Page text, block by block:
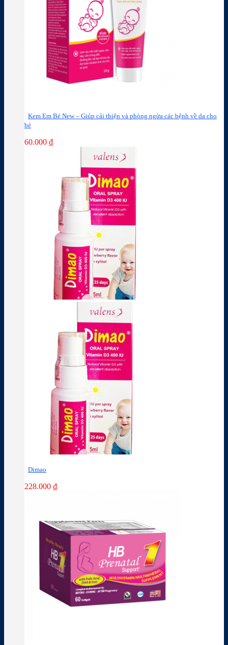
Kem Em Bé New – Giúp cải thiện và phòng ngừa các bệnh về da cho
bé
60.000 ₫
Dimao
228.000 ₫